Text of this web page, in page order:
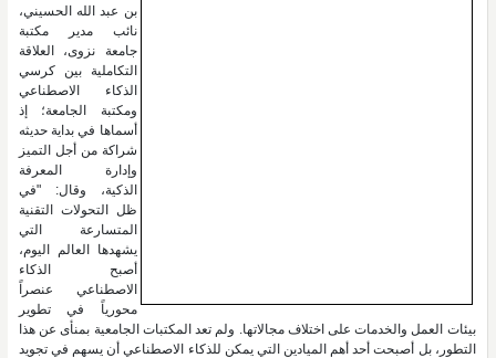
بن عبد الله الحسيني،
نائب مدير مكتبة
جامعة نزوى، العلاقة
التكاملية بين كرسي
الذكاء الاصطناعي
ومكتبة الجامعة؛ إذ
أسماها في بداية حديثه
شراكة من أجل التميز
وإدارة المعرفة
الذكية، وقال: "في
ظل التحولات التقنية
المتسارعة التي
يشهدها العالم اليوم،
أصبح الذكاء
الاصطناعي عنصراً
محورياً في تطوير
بيئات العمل والخدمات على اختلاف مجالاتها. ولم تعد المكتبات الجامعية بمنأى عن هذا
التطور، بل أصبحت أحد أهم الميادين التي يمكن للذكاء الاصطناعي أن يسهم في تجويد